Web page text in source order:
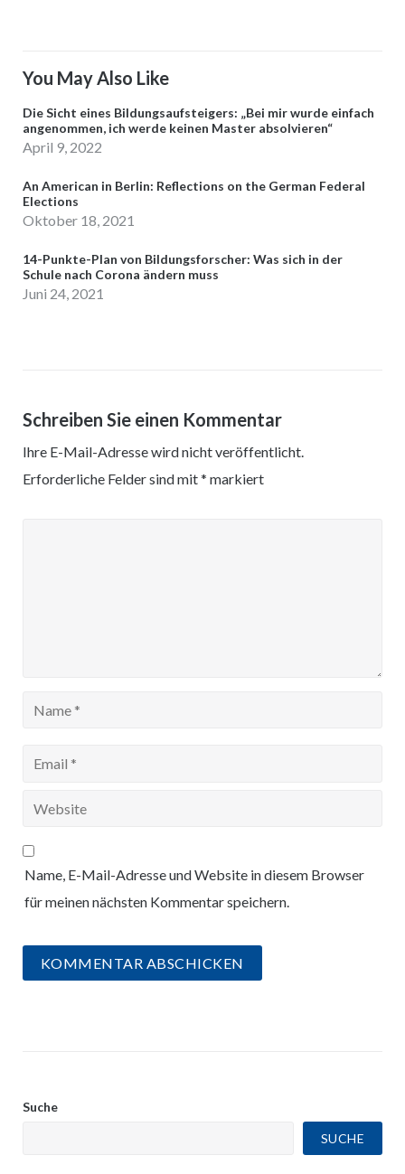
You May Also Like
Die Sicht eines Bildungsaufsteigers: „Bei mir wurde einfach
angenommen, ich werde keinen Master absolvieren“
April 9, 2022
An American in Berlin: Reflections on the German Federal
Elections
Oktober 18, 2021
14-Punkte-Plan von Bildungsforscher: Was sich in der
Schule nach Corona ändern muss
Juni 24, 2021
Schreiben Sie einen Kommentar
Ihre E-Mail-Adresse wird nicht veröffentlicht.
Erforderliche Felder sind mit* markiert
Name, E-Mail-Adresse und Website in diesem Browser
für meinen nächsten Kommentar speichern.
Suche
SUCHE